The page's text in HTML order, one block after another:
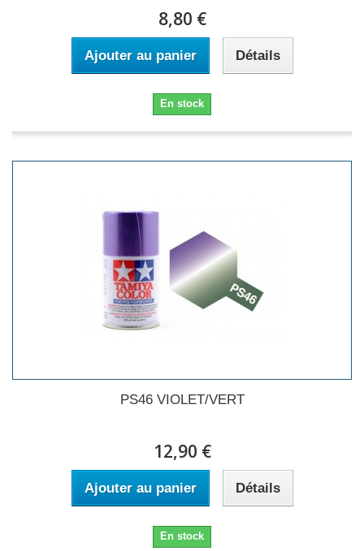
8,80 €
Ajouter au panier Détails
En stock
PS46 VIOLET/VERT
12,90 €
Ajouter au panier Détails
En stock